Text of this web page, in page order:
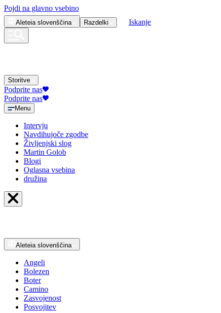
Pojdi na glavno vsebino
Aleteia slovenščina Razdelki Iskanje
Storitve
Podprite nas
Podprite nas
Menu
Intervju
Navdihujoče zgodbe
Življenjski slog
Martin Golob
Blogi
Oglasna vsebina
družina
Aleteia slovenščina
Angeli
Bolezen
Boter
Camino
Zasvojenost
Posvojitev